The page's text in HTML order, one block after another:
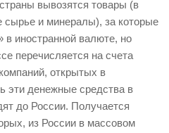
вывозятся товары (в
и минералы), за которые
в иностранной валюте, но
перечисляется на счета
открытых в
эти денежные средства в
до России. Получается
из России в массовом